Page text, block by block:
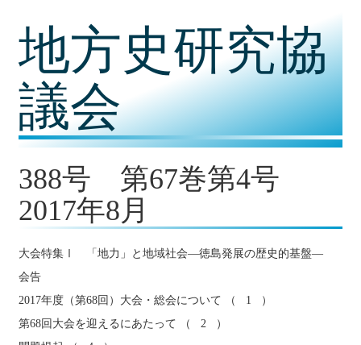
地方史研究協
議会
388号 第67巻第4号
2017年8月
大会特集Ⅰ 「地力」と地域社会―徳島発展の歴史的基盤―
会告
2017年度（第68回）大会・総会について （ 1 ）
第68回大会を迎えるにあたって （ 2 ）